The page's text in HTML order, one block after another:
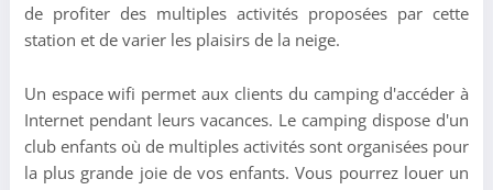
de profiter des multiples activités proposées par cette
station et de varier les plaisirs de la neige.
Un espace wifi permet aux clients du camping d'accéder à
Internet pendant leurs vacances. Le camping dispose d'un
club enfants où de multiples activités sont organisées pour
la plus grande joie de vos enfants. Vous pourrez louer un